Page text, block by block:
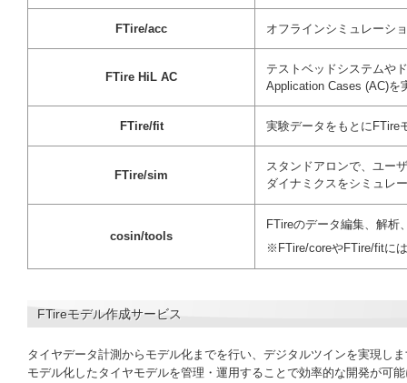
FTire/acc オフラインシミュレーシ
FTire HiL AC
テストベッドシステムや
Application Cases (AC)を
FTire/fit 実験データをもとにFTire
FTire/sim
スタンドアロンで、ユー
ダイナミクスをシミュレ
cosin/tools
FTireのデータ編集、解析
※FTire/coreやFTire/fitに
FTireモデル作成サービス
タイヤデータ計測からモデル化までを行い、デジタルツインを実現し
モデル化したタイヤモデルを管理・運用することで効率的な開発が可